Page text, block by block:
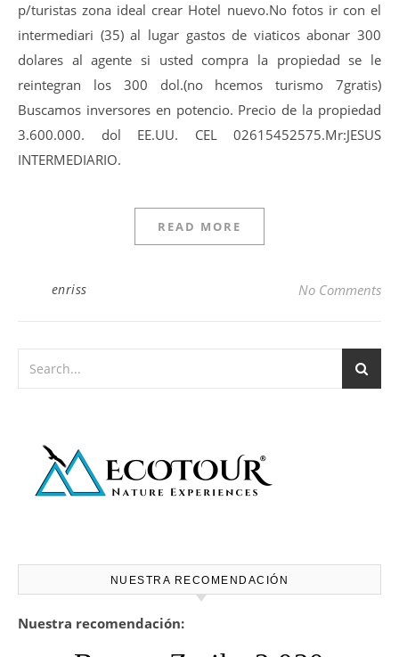
p/turistas zona ideal crear Hotel nuevo.No fotos ir con el
intermediari (35) al lugar gastos de viaticos abonar 300
dolares al agente si usted compra la propiedad se le
reintegran los 300 dol.(no hcemos turismo 7gratis)
Buscamos inversores en potencio. Precio de la propiedad
3.600.000. dol EE.UU. CEL 02615452575.Mr:JESUS
INTERMEDIARIO.
READ MORE
enriss No Comments
NUESTRA RECOMENDACIÓN
Nuestra recomendación: